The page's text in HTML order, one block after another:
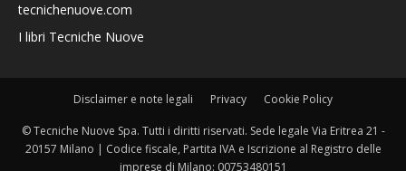
tecnichenuove.com
I libri Tecniche Nuove
Disclaimer e note legali Privacy Cookie Policy
© Tecniche Nuove Spa. Tutti i diritti riservati. Sede legale Via Eritrea 21 -
20157 Milano | Codice fiscale, Partita IVA e Iscrizione al Registro delle
imprese di Milano: 00753480151